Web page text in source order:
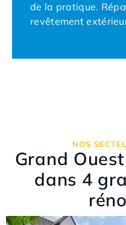
de la pratique.
revêtement
NOS
Grand
dans 4